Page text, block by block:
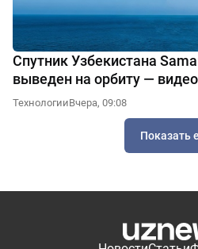
Спутник Узбекистана
выведен на орбиту — видео
ТехнологииВчера, 09:08
Показать